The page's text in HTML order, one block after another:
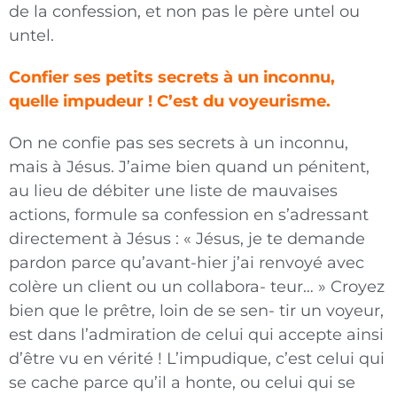
de la confession, et non pas le père untel ou
untel.
Confier ses petits secrets à un inconnu,
quelle impudeur ! C’est du voyeurisme.
On ne confie pas ses secrets à un inconnu,
mais à Jésus. J’aime bien quand un pénitent,
au lieu de débiter une liste de mauvaises
actions, formule sa confession en s’adressant
directement à Jésus : « Jésus, je te demande
pardon parce qu’avant-hier j’ai renvoyé avec
colère un client ou un collabora- teur… » Croyez
bien que le prêtre, loin de se sen- tir un voyeur,
est dans l’admiration de celui qui accepte ainsi
d’être vu en vérité ! L’impudique, c’est celui qui
se cache parce qu’il a honte, ou celui qui se